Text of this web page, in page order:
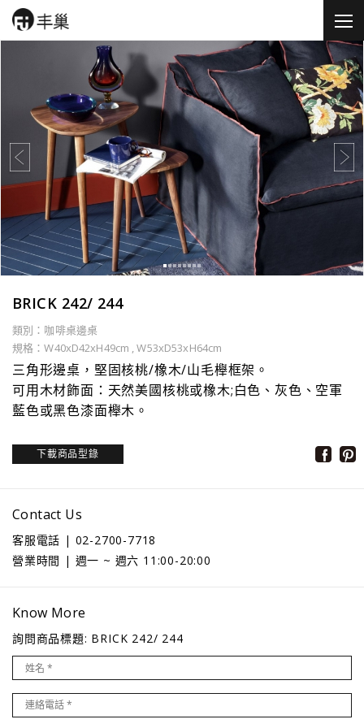
BRICK 242/ 244
類別：咖啡桌邊桌
規格：W40xD42xH49cm , W53xD53xH64cm
三角形邊桌，堅固核桃/橡木/山毛櫸框架。
可用木材飾面：天然美國核桃或橡木;白色、灰色、空軍
藍色或黑色漆面櫸木。
下載商品型錄
Contact Us
客服電話 | 02-2700-7718
營業時間 | 週一 ~ 週六 11:00-20:00
Know More
詢問商品標題: BRICK 242/ 244